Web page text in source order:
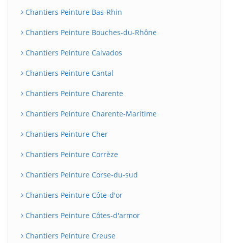
Chantiers Peinture Bas-Rhin
Chantiers Peinture Bouches-du-Rhône
Chantiers Peinture Calvados
Chantiers Peinture Cantal
Chantiers Peinture Charente
Chantiers Peinture Charente-Maritime
Chantiers Peinture Cher
Chantiers Peinture Corrèze
Chantiers Peinture Corse-du-sud
Chantiers Peinture Côte-d'or
Chantiers Peinture Côtes-d'armor
Chantiers Peinture Creuse